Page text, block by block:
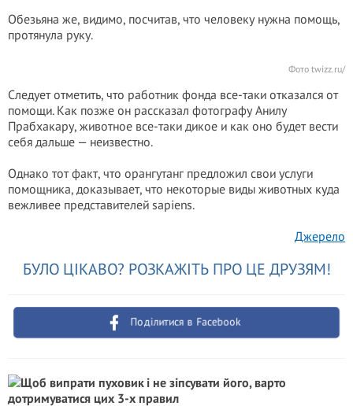
Обезьяна же, видимо, посчитав, что человеку нужна помощь,
протянула руку.
Фото twizz.ru/
Следует отметить, что работник фонда все-таки отказался от
помощи. Как позже он рассказал фотографу Анилу
Прабхакару, животное все-таки дикое и как оно будет вести
себя дальше — неизвестно.
Однако тот факт, что орангутанг предложил свои услуги
помощника, доказывает, что некоторые виды животных куда
вежливее представителей sapiens.
Джерело
БУЛО ЦІКАВО? РОЗКАЖІТЬ ПРО ЦЕ ДРУЗЯМ!
Поділитися в Facebook